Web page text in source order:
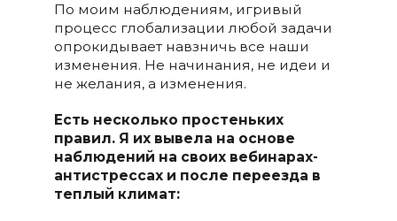
По моим наблюдениям, игривый
процесс глобализации любой задачи
опрокидывает навзничь все наши
изменения. Не начинания, не идеи и
не желания, а изменения.
Есть несколько простеньких
правил. Я их вывела на основе
наблюдений на своих вебинарах-
антистрессах и после переезда в
теплый климат: